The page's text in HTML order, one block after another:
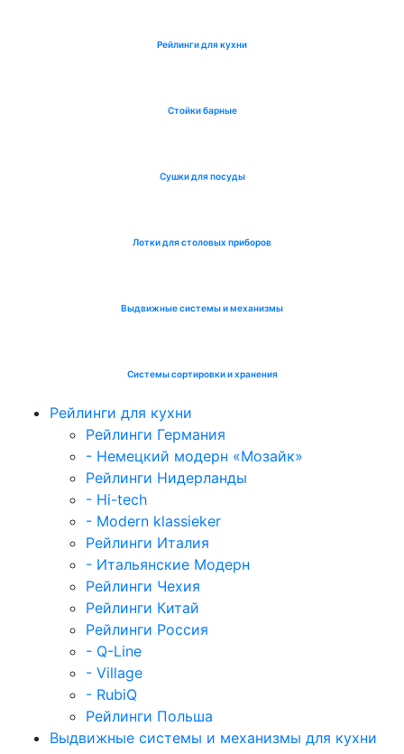
Рейлинги для кухни
Стойки барные
Сушки для посуды
Лотки для столовых приборов
Выдвижные системы и механизмы
Системы сортировки и хранения
Рейлинги для кухни
Рейлинги Германия
- Немецкий модерн «Мозайк»
Рейлинги Нидерланды
- Hi-tech
- Modern klassieker
Рейлинги Италия
- Итальянские Модерн
Рейлинги Чехия
Рейлинги Китай
Рейлинги Россия
- Q-Line
- Village
- RubiQ
Рейлинги Польша
Выдвижные системы и механизмы для кухни